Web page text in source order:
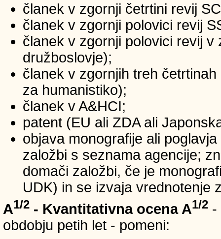
članek v zgornji četrtini revij
članek v zgornji polovici revij
članek v zgornji polovici revij
družboslovje);
članek v zgornjih treh
za humanistiko);
članek v A&HCI;
patent (EU ali ZDA ali
objava monografije ali
založbi s seznama agencije;
domači založbi, če je
UDK) in se izvaja vrednotenje
A1/2 - Kvantitativna ocena A1/2 -
obdobju petih let - pomeni: